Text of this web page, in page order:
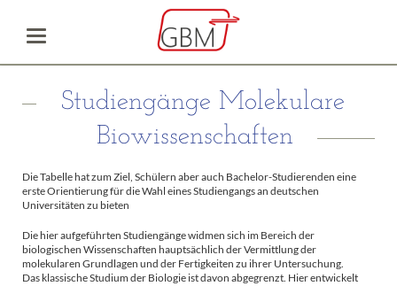
Studiengänge Molekulare
Biowissenschaften
Die Tabelle hat zum Ziel, Schülern aber auch Bachelor-Studierenden eine
erste Orientierung für die Wahl eines Studiengangs an deutschen
Universitäten zu bieten
Die hier aufgeführten Studiengänge widmen sich im Bereich der
biologischen Wissenschaften hauptsächlich der Vermittlung der
molekularen Grundlagen und der Fertigkeiten zu ihrer Untersuchung.
Das klassische Studium der Biologie ist davon abgegrenzt. Hier entwickelt